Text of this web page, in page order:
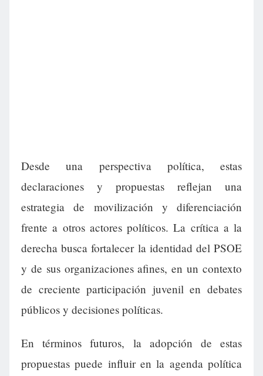
Desde una perspectiva política, estas
declaraciones y propuestas reflejan una
estrategia de movilización y diferenciación
frente a otros actores políticos. La crítica a la
derecha busca fortalecer la identidad del PSOE
y de sus organizaciones afines, en un contexto
de creciente participación juvenil en debates
públicos y decisiones políticas.
En términos futuros, la adopción de estas
propuestas puede influir en la agenda política